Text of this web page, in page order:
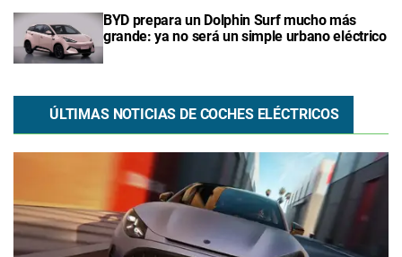
BYD prepara un Dolphin Surf mucho más
grande: ya no será un simple urbano eléctrico
ÚLTIMAS NOTICIAS DE COCHES ELÉCTRICOS